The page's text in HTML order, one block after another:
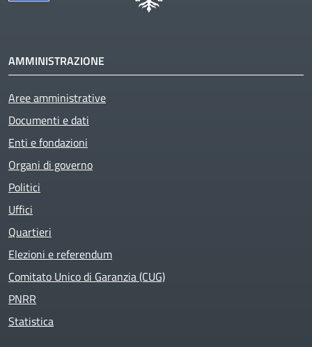
AMMINISTRAZIONE
Aree amministrative
Documenti e dati
Enti e fondazioni
Organi di governo
Politici
Uffici
Quartieri
Elezioni e referendum
Comitato Unico di Garanzia (CUG)
PNRR
Statistica